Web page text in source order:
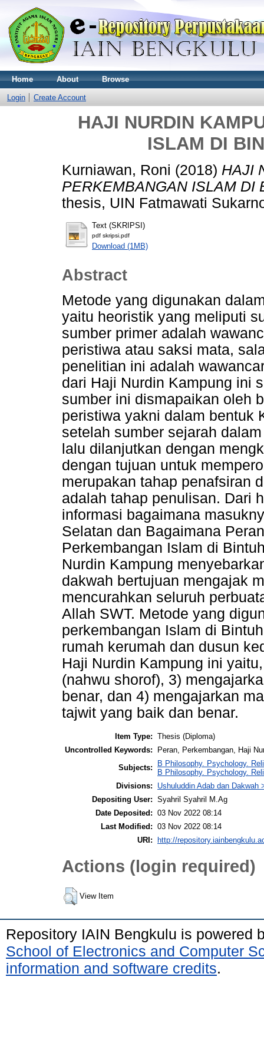
Home About Browse
Login Create Account
HAJI NURDIN
ISLAM DI
Kurniawan, Roni (2018) HAJI
PERKEMBANGAN ISLAM DI
thesis, UIN Fatmawati
Text (SKRIPSI)
pdf skripsi.pdf
Download (1MB)
Abstract
Metode yang digunakan
yaitu heoristik yang meliputi
sumber primer adalah
peristiwa atau saksi mata,
penelitian ini adalah
dari Haji Nurdin Kampung ini
sumber ini dismapaikan oleh
peristiwa yakni dalam bentuk
setelah sumber sejarah
lalu dilanjutkan dengan
dengan tujuan untuk
merupakan tahap penafsiran
adalah tahap penulisan. Dari
informasi bagaimana
Selatan dan Bagaimana
Perkembangan Islam di
Nurdin Kampung
dakwah bertujuan mengajak
mencurahkan seluruh
Allah SWT. Metode yang
perkembangan Islam di
rumah kerumah dan dusun
Haji Nurdin Kampung ini
(nahwu shorof), 3)
benar, dan 4) mengajarkan
tajwit yang baik dan benar.
Item Type: Thesis (Diploma)
Uncontrolled Keywords:
Peran, Perkembangan, Haji
Subjects:
B Philosophy. Psychology.
B Philosophy. Psychology.
Divisions:
Ushuluddin Adab dan Dakwah
Depositing User: Syahril Syahril M.Ag
Date Deposited: 03 Nov 2022 08:14
Last Modified: 03 Nov 2022 08:14
URI:
http://
Actions (login required)
View Item
Repository IAIN Bengkulu is powered
School of Electronics and Computer
information and software credits.